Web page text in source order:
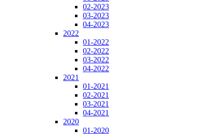
02-2023
03-2023
04-2023
2022
01-2022
02-2022
03-2022
04-2022
2021
01-2021
02-2021
03-2021
04-2021
2020
01-2020